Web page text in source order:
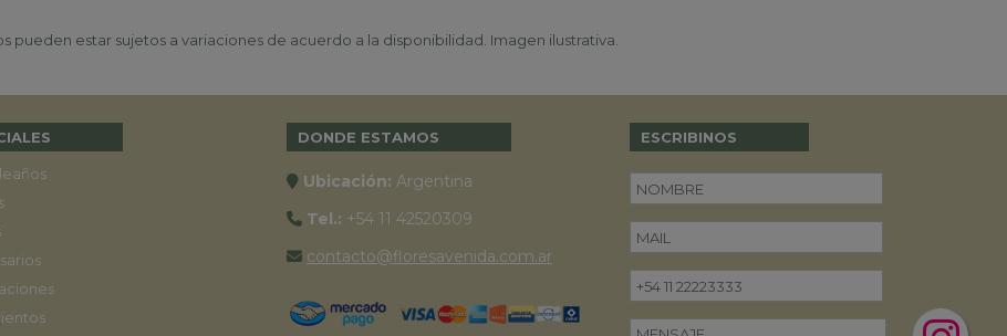
pueden estar sujetos a variaciones de acuerdo a la disponibilidad. Imagen ilustrativa.
DONDE ESTAMOS
Ubicación: Argentina
Tel.: +54 11 42520309
contacto@floresavenida.com.ar
ESCRIBINOS